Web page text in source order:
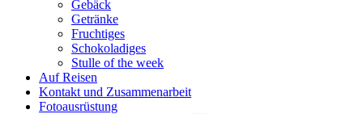
Gebäck
Getränke
Fruchtiges
Schokoladiges
Stulle of the week
Auf Reisen
Kontakt und Zusammenarbeit
Fotoausrüstung